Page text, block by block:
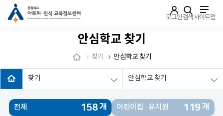
로그인검색사이트맵
안심학교 찾기
찾기 안심학교 찾기
찾기 안심학교 찾기
전체 158개 어린이집 · 유치원 119 개